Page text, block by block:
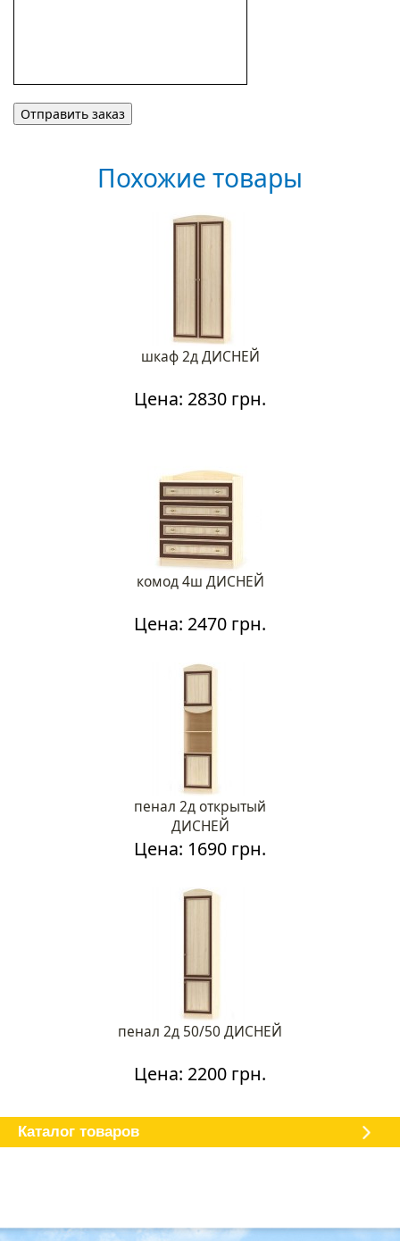
Похожие товары
шкаф 2д ДИСНЕЙ
Цена: 2830 грн.
комод 4ш ДИСНЕЙ
Цена: 2470 грн.
пенал 2д открытый
ДИСНЕЙ
Цена: 1690 грн.
пенал 2д 50/50 ДИСНЕЙ
Цена: 2200 грн.
Каталог товаров